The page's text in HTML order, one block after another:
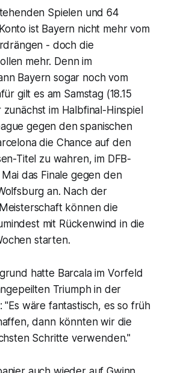
Spielen und 64
ist Bayern nicht mehr vom
- doch die
mehr. Denn im
Bayern sogar noch vom
gilt es am Samstag (18.15
im Halbfinal-Hinspiel
gegen den spanischen
die Chance auf den
Titel zu wahren, im DFB-
Mai das Finale gegen den
an. Nach der
können die
mit Rückenwind in die
starten.
hatte Barcala im Vorfeld
Triumph in der
"Es wäre fantastisch, es so früh
dann könnten wir die
Schritte verwenden."